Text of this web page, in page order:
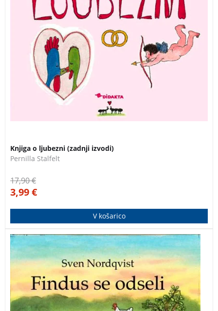
Knjiga o ljubezni (zadnji izvodi)
Pernilla Stalfelt
17,90€
3,99€
V košarico
Pettersson se je naveličal, da ga Findus s svojim
poskakovanjem po postelji prebuja vsako jutro ob
štirih, zato mu zagrozi, da bo prestavil njegovo
posteljo ven iz hiše, če se to ne bo nehalo. Findusu pa
je ta zamisel všeč. Potemtakem bo lahko skakal po
postelji, kolikor mu bo srce poželelo. Ampak kako